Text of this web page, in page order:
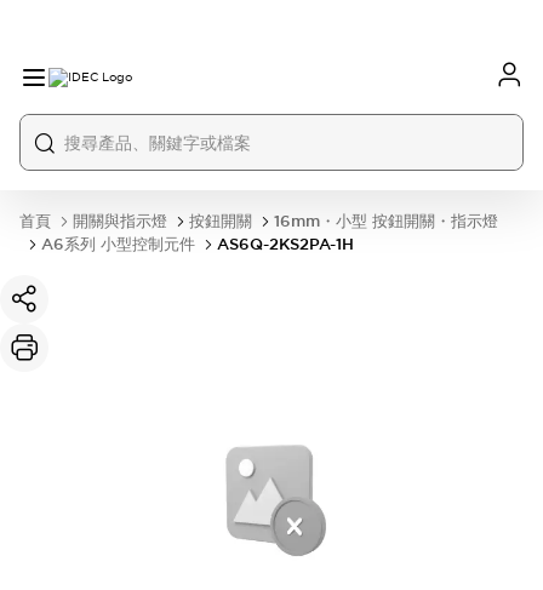
首頁 開關與指示燈 按鈕開關
16mm・小型 按鈕開關・指示燈
A6系列 小型控制元件
AS6Q-2KS2PA-1H